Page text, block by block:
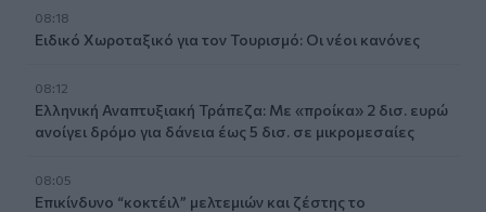
08:18
Ειδικό Χωροταξικό για τον Τουρισμό: Οι νέοι κανόνες
08:12
Ελληνική Αναπτυξιακή Τράπεζα: Με «προίκα» 2 δισ. ευρώ
ανοίγει δρόμο για δάνεια έως 5 δισ. σε μικρομεσαίες
08:05
Επικίνδυνο “κοκτέιλ” μελτεμιών και ζέστης το